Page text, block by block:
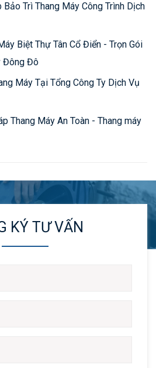
Trì Thang Máy Công Trình Dịch
Biệt Thự Tân Cổ Điển - Trọn Gói
Đông Đô
Máy Tại Tổng Công Ty Dịch Vụ
Thang Máy An Toàn - Thang máy
KÝ TƯ VẤN